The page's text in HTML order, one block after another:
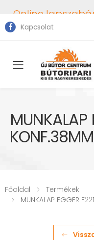
Online
Kapcsolat
Toggle
MUNKALAP
Főoldal
Termékek
MUNKALAP EGGER